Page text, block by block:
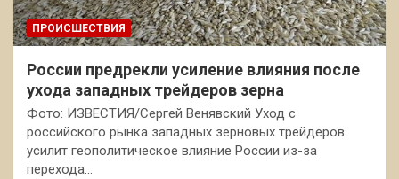
ПРОИСШЕСТВИЯ
России предрекли усиление влияния после
ухода западных трейдеров зерна
Фото: ИЗВЕСТИЯ/Сергей Венявский Уход с
российского рынка западных зерновых трейдеров
усилит геополитическое влияние России из-за
перехода…